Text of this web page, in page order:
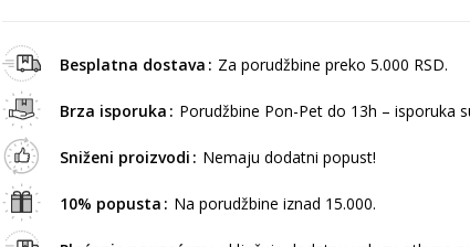
Besplatna dostava Za porudžbine preko 5.000 RSD.
Brza isporuka Porudžbine Pon-Pet do 13h – isporuka
Sniženi proizvodi Nemaju dodatni popust!
10% popusta Na porudžbine iznad 15.000.